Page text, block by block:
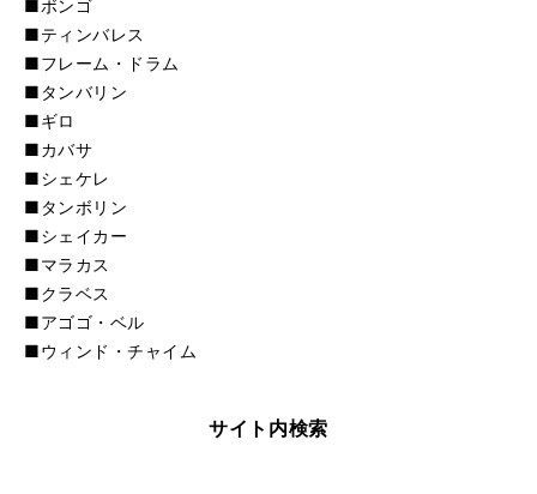
■ボンゴ
■ティンバレス
■フレーム・ドラム
■タンバリン
■ギロ
■カバサ
■シェケレ
■タンボリン
■シェイカー
■マラカス
■クラベス
■アゴゴ・ベル
■ウィンド・チャイム
サイト内検索